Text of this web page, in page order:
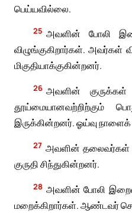
பெய்யவில்லை.
25 அவளின் போலி
விழுங்குகிறார்கள்.
மிகுதியாக்குகின்றனர்.
26 அவளின் குருக்கள்
தூய்மையானவற்றிற்கும்
இருக்கின்றனர். ஓய்வு நாளைக்
27 அவளின் தலைவர்கள்
குருதி சிந்துகின்றனர்.
28 அவளின் போலி
மறைக்கிறார்கள். ஆண்டவர்